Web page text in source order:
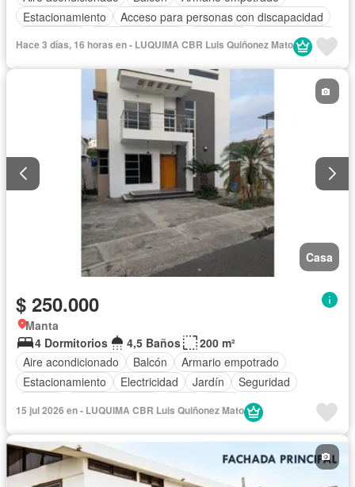
Estacionamiento
Acceso para personas con discapacidad
Cocina integral
Piscina Agua
Hace 3 días, 16 horas en - LUQUIMA CBR Luis Quiñonez Mato
Casa
$ 250.000
Manta
4 Dormitorios
4,5 Baños
200 m²
Aire acondicionado
Balcón
Armario empotrado
Estacionamiento
Electricidad Jardín
Seguridad
15 jul 2026 en - LUQUIMA CBR Luis Quiñonez Mato